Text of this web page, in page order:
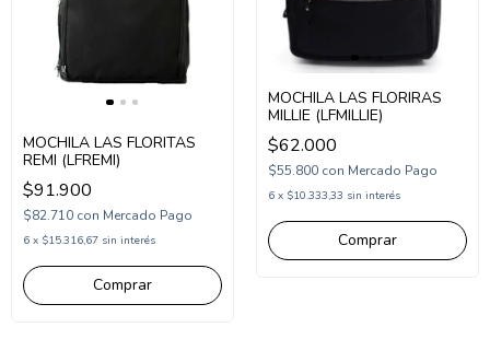
MOCHILA LAS FLORITAS
REMI (LFREMI)
$91.900
$82.710 con Mercado Pago
6 x $15.316,67 sin interés
MOCHILA LAS FLORIRAS
MILLIE (LFMILLIE)
$62.000
$55.800 con Mercado Pago
6 x $10.333,33 sin interés